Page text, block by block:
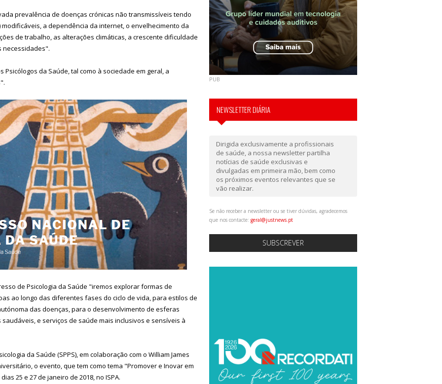
prevalência de doenças crónicas não transmissíveis tendo
a dependência da internet, o envelhecimento da
de trabalho, as alterações climáticas, a crescente dificuldade
necessidades".
da Saúde, tal como à sociedade em geral, a
de Psicologia da Saúde "iremos explorar formas de
ao longo das diferentes fases do ciclo de vida, para estilos de
das doenças, para o desenvolvimento de esferas
e serviços de saúde mais inclusivos e sensíveis à
da Saúde (SPPS), em colaboração com o William James
o evento, que tem como tema "Promover e Inovar em
25 e 27 de janeiro de 2018, no ISPA.
PUB
NEWSLETTER DIÁRIA
Dirigida exclusivamente a profissionais
de saúde, a nossa newsletter partilha
notícias de saúde exclusivas e
divulgadas em primeira mão, bem como
os próximos eventos relevantes que se
vão realizar.
Se não receber a newsletter ou se tiver dúvidas, agradecemos
que nos contacte: geral@justnews.pt
SUBSCREVER